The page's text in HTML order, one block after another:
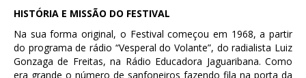
HISTÓRIA E MISSÃO DO FESTIVAL
Na sua forma original, o Festival começou em 1968, a partir
do programa de rádio “Vesperal do Volante”, do radialista Luiz
Gonzaga de Freitas, na Rádio Educadora Jaguaribana. Como
era grande o número de sanfoneiros fazendo fila na porta da